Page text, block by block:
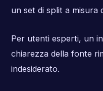
un set di split a misura
Per utenti esperti, un
chiarezza della fonte
indesiderato.